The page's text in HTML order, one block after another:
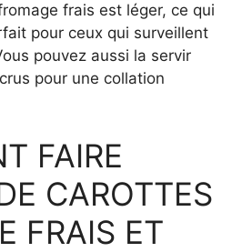
frais est léger, ce qui
pour ceux qui surveillent
pouvez aussi la servir
pour une collation
FAIRE
CAROTTES
FRAIS ET